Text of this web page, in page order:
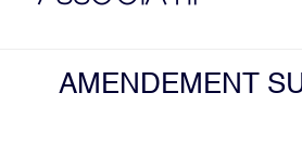
AMENDEMENT